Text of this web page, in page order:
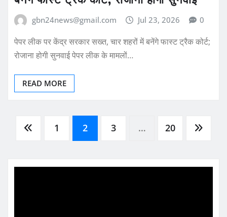
gbn24news@gmail.com Jul 23, 2026 0
पेपर लीक पर केंद्र सरकार सख्त, चार शहरों में बनेंगे फास्ट ट्रैक कोर्ट;
रोजाना होगी सुनवाई पेपर लीक के मामलों…
READ MORE
Posts
pagination
1 2 3 … 20